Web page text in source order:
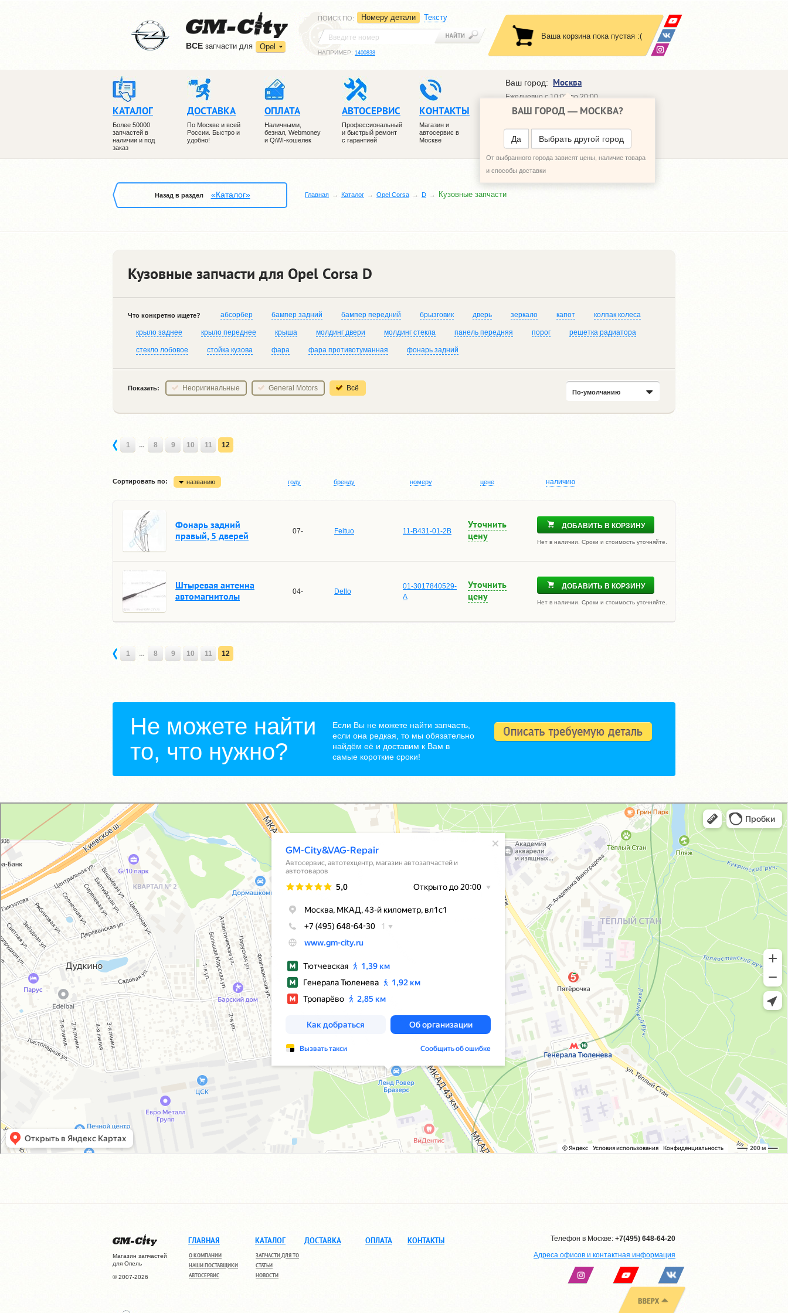
ВCE запчасти для Opel
ПОИСК ПО: Номеру детали Тексту
НАПРИМЕР: 1400838
Ваша корзина пока пустая :(
КАТАЛОГ
Более 50000
запчастей в
наличии и под
заказ
ДОСТАВКА
По Москве и всей
России. Быстро и
удобно!
ОПЛАТА
Наличными,
безнал, Webmoney
и QiWI-кошелек
АВТОСЕРВИС
Профессиональный
и быстрый ремонт
с гарантией
КОНТАКТЫ
Магазин и
автосервис в
Москве
Ваш город: Москва
ВАШ ГОРОД — МОСКВА?
Да Выбрать другой город
От выбранного города зависят цены, наличие товара
и способы доставки
Ежедневно с 10:00 до 20:00
+7 (495) 648-64-30
ПЕРЕЗВОНИТЬ МНЕ
Назад в раздел «Каталог» Главная Каталог Opel Corsa D Кузовные запчасти
Кузовные запчасти для Opel Corsa D
Что конкретно ищете? абсорбер бампер задний бампер передний брызговик дверь зеркало капот колпак колеса
крыло заднее крыло переднее крыша молдинг двери молдинг стекла панель передняя порог решетка радиатора
стекло лобовое стойка кузова фара фара противотуманная фонарь задний
Показать: Неоригинальные General Motors Всё По-умолчанию
1 ... 8 9 10 11 12
Сортировать по: названию году бренду номеру цене наличию
Фонарь задний
правый, 5 дверей
07- Feituo 11-B431-01-2B
Уточнить
цену
ДОБАВИТЬ В КОРЗИНУ
Нет в наличии. Сроки и стоимость уточняйте.
Штыревая антенна
автомагнитолы
04- Dello
01-3017840529-
A
Уточнить
цену
ДОБАВИТЬ В КОРЗИНУ
Нет в наличии. Сроки и стоимость уточняйте.
1 ... 8 9 10 11 12
Не можете найти
то, что нужно?
Если Вы не можете найти запчасть,
если она редкая, то мы обязательно
найдём её и доставим к Вам в
самые короткие сроки!
GM-City&VAG-Repair
Автосервис, автотехцентр в Москве
Магазин автозапчастей и автотоваров в Москве
Магазин запчастей
для Опель
© 2007-2026
ГЛАВНАЯ
О КОМПАНИИ
НАШИ ПОСТАВЩИКИ
АВТОСЕРВИС
КАТАЛОГ
ЗАПЧАСТИ ДЛЯ ТО
СТАТЬИ
НОВОСТИ
ДОСТАВКА ОПЛАТА КОНТАКТЫ Телефон в Москве: +7(495) 648-64-20
Адреса офисов и контактная информация